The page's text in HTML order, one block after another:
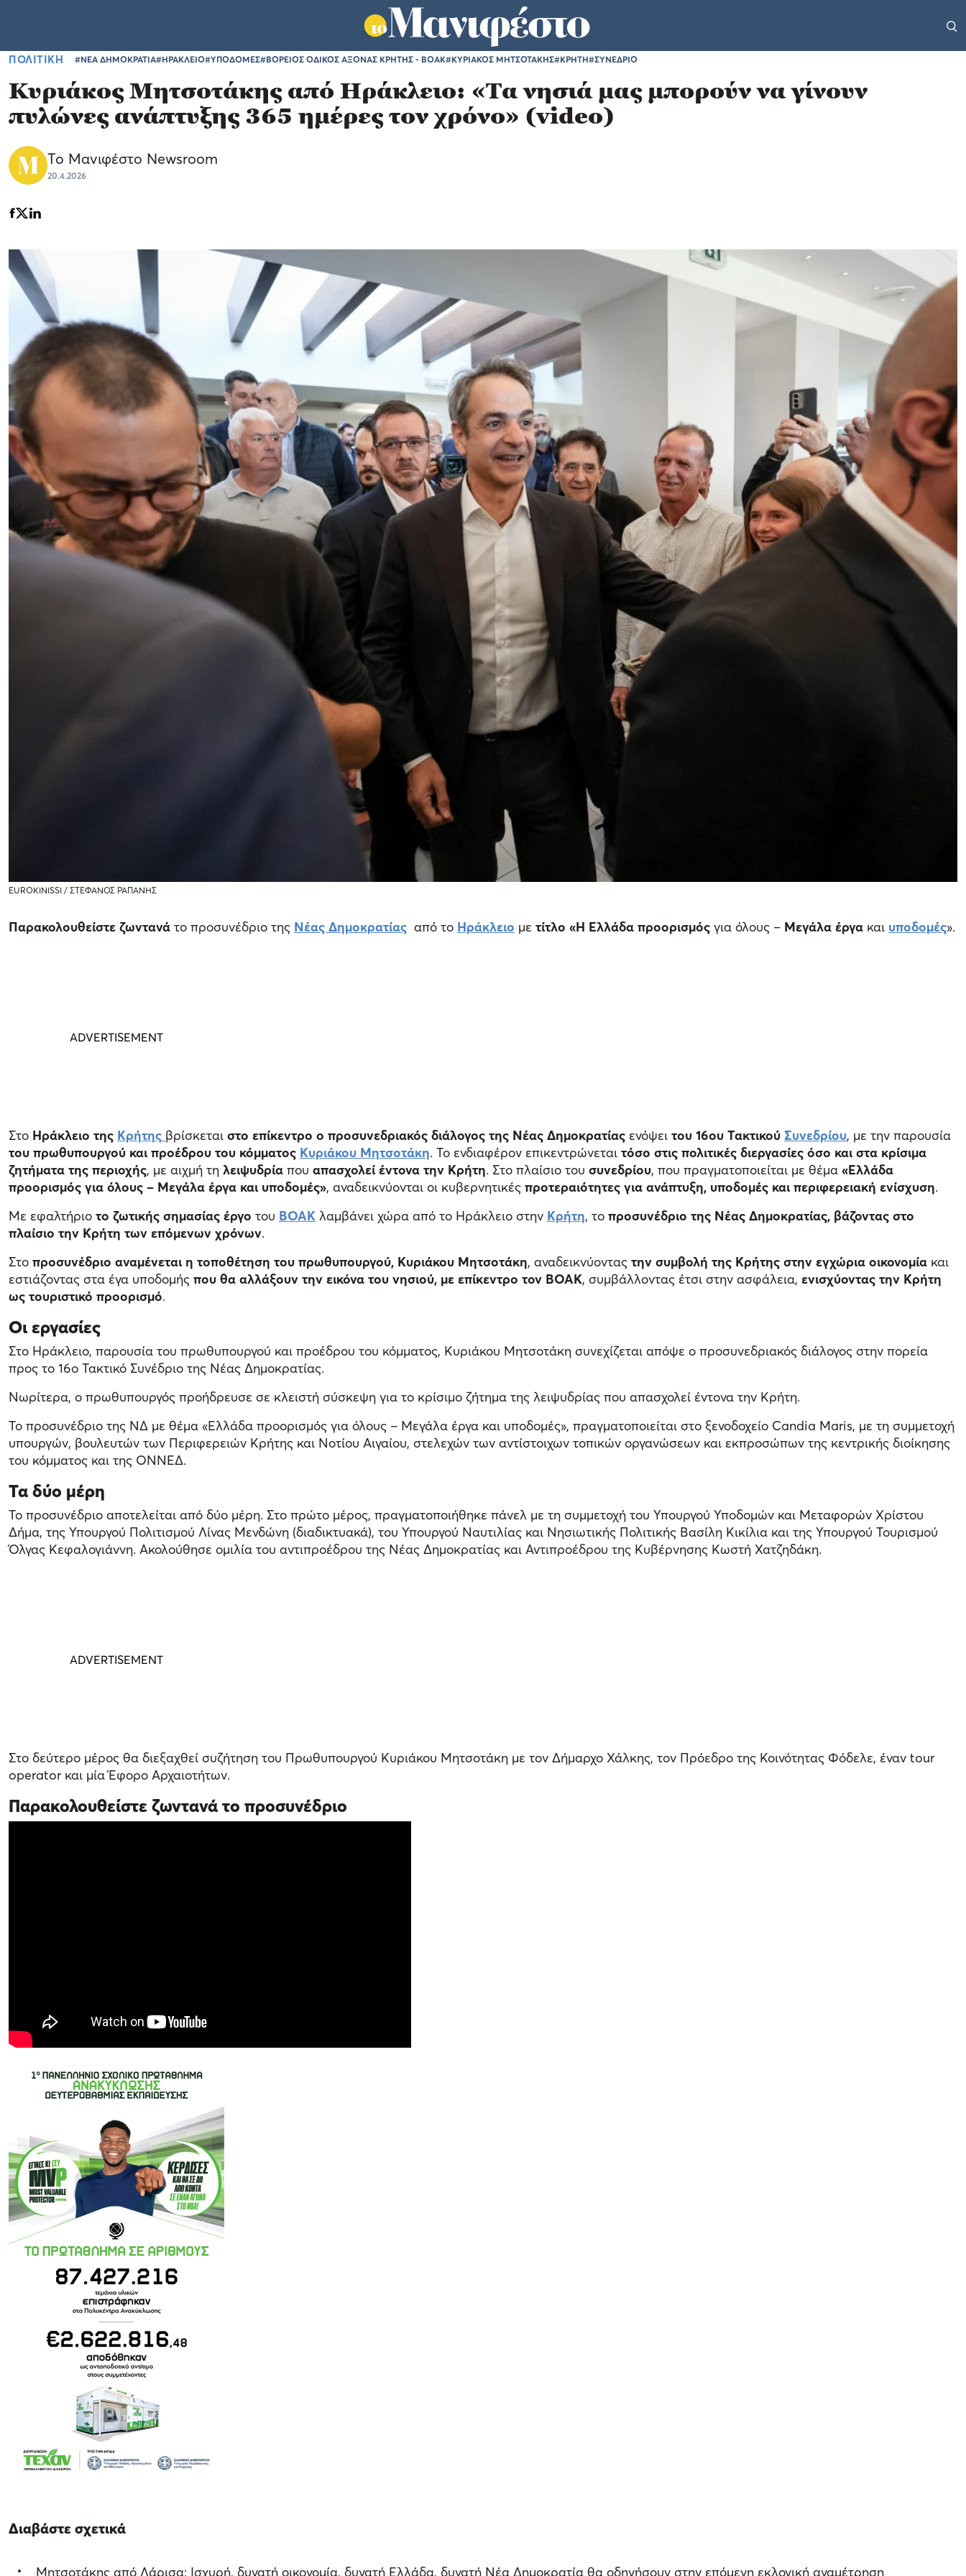
ΠΟΛΙΤΙΚΗ #ΝΕΑ ΔΗΜΟΚΡΑΤΙΑ#ΗΡΑΚΛΕΙΟ#ΥΠΟΔΟΜΕΣ#ΒΟΡΕΙΟΣ ΟΔΙΚΟΣ ΑΞΟΝΑΣ ΚΡΗΤΗΣ - ΒΟΑΚ#ΚΥΡΙΑΚΟΣ ΜΗΤΣΟΤΑΚΗΣ#ΚΡΗΤΗ#ΣΥΝΕΔΡΙΟ
Κυριάκος Μητσοτάκης από Ηράκλειο: «Τα νησιά μας μπορούν να γίνουν
πυλώνες ανάπτυξης 365 ημέρες τον χρόνο» (video)
Το Μανιφέστο Newsroom
20.4.2026
EUROKINISSI / ΣΤΕΦΑΝΟΣ ΡΑΠΑΝΗΣ
Παρακολουθείστε ζωντανά το προσυνέδριο της Νέας Δημοκρατίας από το Ηράκλειο με τίτλο «H Ελλάδα προορισμός για όλους – Μεγάλα έργα και υποδομές».
Στο Ηράκλειο της Κρήτης βρίσκεται στο επίκεντρο ο προσυνεδριακός διάλογος της Νέας Δημοκρατίας ενόψει του 16ου Τακτικού Συνεδρίου, με την παρουσία
του πρωθυπουργού και προέδρου του κόμματος Κυριάκου Μητσοτάκη. Το ενδιαφέρον επικεντρώνεται τόσο στις πολιτικές διεργασίες όσο και στα κρίσιμα
ζητήματα της περιοχής, με αιχμή τη λειψυδρία που απασχολεί έντονα την Κρήτη. Στο πλαίσιο του συνεδρίου, που πραγματοποιείται με θέμα «Ελλάδα
προορισμός για όλους – Μεγάλα έργα και υποδομές», αναδεικνύονται οι κυβερνητικές προτεραιότητες για ανάπτυξη, υποδομές και περιφερειακή ενίσχυση.
Με εφαλτήριο το ζωτικής σημασίας έργο του ΒΟΑΚ λαμβάνει χώρα από το Ηράκλειο στην Κρήτη, το προσυνέδριο της Νέας Δημοκρατίας, βάζοντας στο
πλαίσιο την Κρήτη των επόμενων χρόνων.
Στο προσυνέδριο αναμένεται η τοποθέτηση του πρωθυπουργού, Κυριάκου Μητσοτάκη, αναδεικνύοντας την συμβολή της Κρήτης στην εγχώρια οικονομία και
εστιάζοντας στα έγα υποδομής που θα αλλάξουν την εικόνα του νησιού, με επίκεντρο τον ΒΟΑΚ, συμβάλλοντας έτσι στην ασφάλεια, ενισχύοντας την Κρήτη
ως τουριστικό προορισμό.
Οι εργασίες
Στο Ηράκλειο, παρουσία του πρωθυπουργού και προέδρου του κόμματος, Κυριάκου Μητσοτάκη συνεχίζεται απόψε ο προσυνεδριακός διάλογος στην πορεία
προς το 16ο Τακτικό Συνέδριο της Νέας Δημοκρατίας.
Νωρίτερα, ο πρωθυπουργός προήδρευσε σε κλειστή σύσκεψη για το κρίσιμο ζήτημα της λειψυδρίας που απασχολεί έντονα την Κρήτη.
Το προσυνέδριο της ΝΔ με θέμα «Ελλάδα προορισμός για όλους – Μεγάλα έργα και υποδομές», πραγματοποιείται στο ξενοδοχείο Candia Maris, με τη συμμετοχή
υπουργών, βουλευτών των Περιφερειών Κρήτης και Νοτίου Αιγαίου, στελεχών των αντίστοιχων τοπικών οργανώσεων και εκπροσώπων της κεντρικής διοίκησης
του κόμματος και της ΟΝΝΕΔ.
Τα δύο μέρη
Το προσυνέδριο αποτελείται από δύο μέρη. Στο πρώτο μέρος, πραγματοποιήθηκε πάνελ με τη συμμετοχή του Υπουργού Υποδομών και Μεταφορών Χρίστου
Δήμα, της Υπουργού Πολιτισμού Λίνας Μενδώνη (διαδικτυακά), του Υπουργού Ναυτιλίας και Νησιωτικής Πολιτικής Βασίλη Κικίλια και της Υπουργού Τουρισμού
Όλγας Κεφαλογιάννη. Ακολούθησε ομιλία του αντιπροέδρου της Νέας Δημοκρατίας και Αντιπροέδρου της Κυβέρνησης Κωστή Χατζηδάκη.
Στο δεύτερο μέρος θα διεξαχθεί συζήτηση του Πρωθυπουργού Κυριάκου Μητσοτάκη με τον Δήμαρχο Χάλκης, τον Πρόεδρο της Κοινότητας Φόδελε, έναν tour
operator και μία Έφορο Αρχαιοτήτων.
Παρακολουθείστε ζωντανά το προσυνέδριο
Διαβάστε σχετικά
Μητσοτάκης από Λάρισα: Ισχυρή, δυνατή οικονομία, δυνατή Ελλάδα, δυνατή Νέα Δημοκρατία θα οδηγήσουν στην επόμενη εκλογική αναμέτρηση